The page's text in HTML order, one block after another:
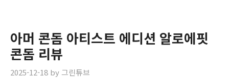
아머 콘돔 아티스트 에디션 알로에핏
콘돔 리뷰
2025-12-18 by그린튜브